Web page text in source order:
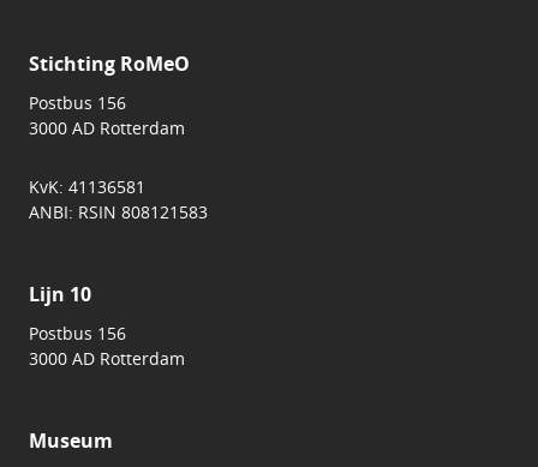
Stichting RoMeO
Postbus 156
3000 AD Rotterdam
KvK: 41136581
ANBI: RSIN 808121583
Lijn 10
Postbus 156
3000 AD Rotterdam
Museum